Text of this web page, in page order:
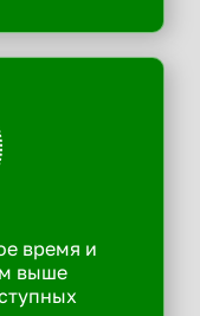
время и
выше